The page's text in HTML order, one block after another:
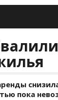
пока